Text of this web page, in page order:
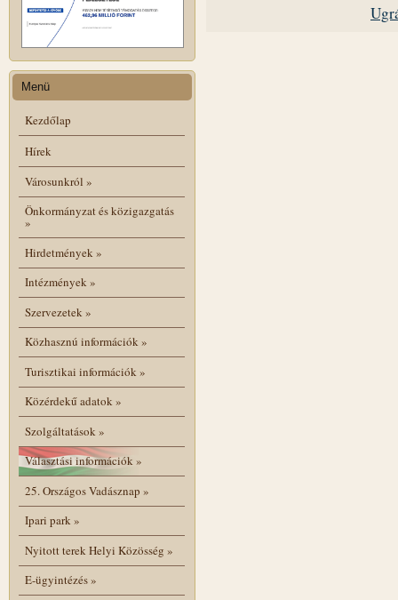
Menü
Kezdőlap
Hírek
Városunkról »
Önkormányzat és közigazgatás
»
Hirdetmények»
Intézmények»
Szervezetek»
Közhasznú információk»
Turisztikai információk»
Közérdekű adatok»
Szolgáltatások»
Választási információk»
25. Országos Vadásznap »
Ipari park»
Nyitott terek Helyi Közösség »
E-ügyintézés»